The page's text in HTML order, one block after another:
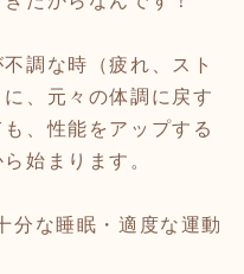
調な時（疲れ、スト
、元々の体調に戻す
、性能をアップする
始まります。
分な睡眠・適度な運動